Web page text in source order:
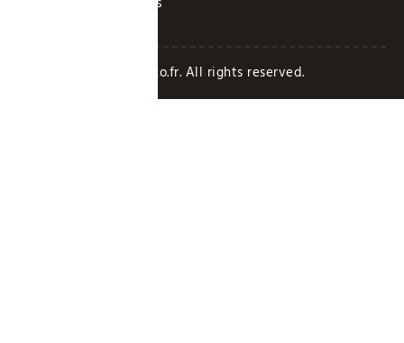
Copyright Paradisedeco.fr. All rights reserved.